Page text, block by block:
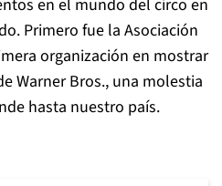
en el mundo del circo en
Primero fue la Asociación
organización en mostrar
Warner Bros., una molestia
hasta nuestro país.